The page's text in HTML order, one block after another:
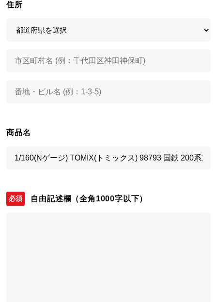
住所
商品名
自由記述欄 （全角1000字以下）